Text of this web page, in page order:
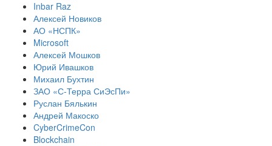
Inbar Raz
Алексей Новиков
АО «НСПК»
Microsoft
Алексей Мошков
Юрий Ивашков
Михаил Бухтин
ЗАО «С-Терра СиЭсПи»
Руслан Бялькин
Андрей Макоско
CyberCrimeCon
Blockchain